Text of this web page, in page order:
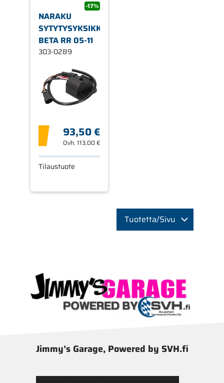
-17%
NARAKU
SYTYTYSYKSIKKÖ,
BETA RR 05-11
303-0289
93,50 €
Ovh. 113,00 €
Tilaustuote
Tuotetta/Sivu
Jimmy’s Garage, Powered by SVH.fi